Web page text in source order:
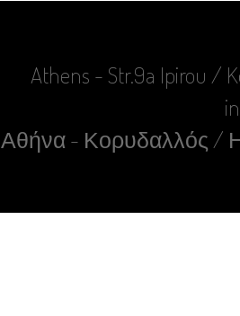
Athens - Str.9a Ipirou /
Αθήνα - Κορυδαλλός /